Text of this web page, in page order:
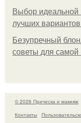
Выбор идеальной
лучших
Безупречный
советы для самой
© 2026 Прическа и макияж
Контакты